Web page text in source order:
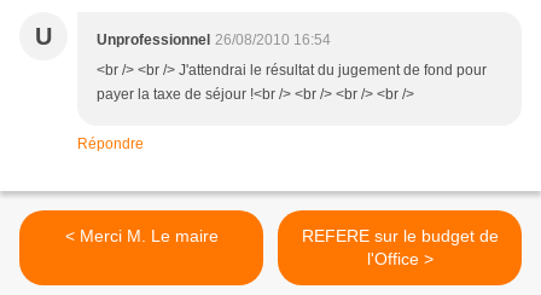
U Unprofessionnel 26/08/2010 16:54
<br /> <br /> J'attendrai le résultat du jugement de fond pour
payer la taxe de séjour !<br /> <br /> <br /> <br />
Répondre
< Merci M. Le maire
REFERE sur le budget de
l'Office >